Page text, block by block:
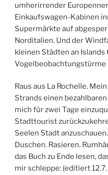
umherirrender
Einkaufswagen-Kabinen
Supermärkte auf
Norditalien. Und der
kleinen Städten an Islands
Vogelbeobachtungstürme
Raus aus La Rochelle.
Strands einen
mich für zwei Tage
Stadttourist
Seelen Stadt
Duschen. Rasieren.
das Buch zu Ende lesen,
mir schleppe: (editiert